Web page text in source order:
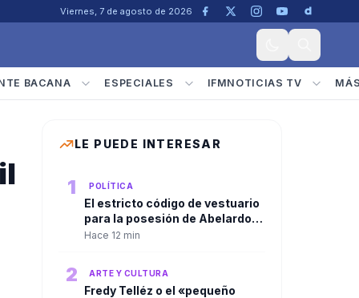
Viernes, 7 de agosto de 2026
BACANA ESPECIALES IFMNOTICIAS TV
LE PUEDE INTERESAR
1 POLÍTICA
El estricto código de vestuario
para la posesión de Abelardo
De La Espriella despierta
Hace 12 min
2 ARTE Y CULTURA
Fredy Telléz o el «pequeño